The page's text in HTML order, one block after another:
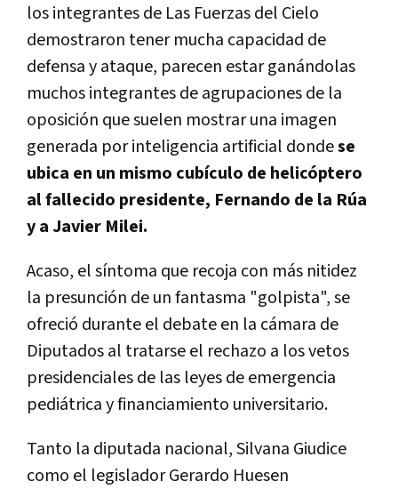
los integrantes de Las Fuerzas del Cielo
demostraron tener mucha capacidad de
defensa y ataque, parecen estar ganándolas
muchos integrantes de agrupaciones de la
oposición que suelen mostrar una imagen
generada por inteligencia artificial dondese
ubica en un mismo cubículo de helicóptero
al fallecido presidente, Fernando de la Rúa
y a Javier Milei.
Acaso, el síntoma que recoja con más nitidez
la presunción de un fantasma "golpista", se
ofreció durante el debate en la cámara de
Diputados al tratarse el rechazo a los vetos
presidenciales de las leyes de emergencia
pediátrica y financiamiento universitario.
Tanto la diputada nacional, Silvana Giudice
como el legislador Gerardo Huesen